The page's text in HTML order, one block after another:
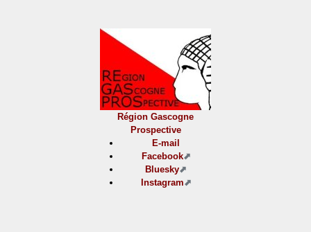
Région Gascogne
Prospective
E-mail
Facebook
Bluesky
Instagram